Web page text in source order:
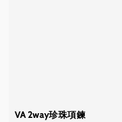
VA 2way珍珠項鍊